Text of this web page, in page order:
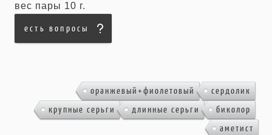
вес пары 10 г.
есть вопросы
оранжевый+фиолетовый , сердолик
крупные серьги , длинные серьги , биколор
аметист